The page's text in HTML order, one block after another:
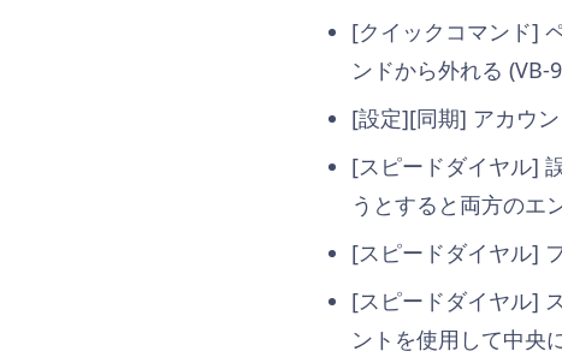
[クイックコマンド]
ンドから外れる (VB-
[設定][同期] アカウ
[スピードダイヤル]
うとすると両方のエ
[スピードダイヤル]
[スピードダイヤル]
ントを使用して中央